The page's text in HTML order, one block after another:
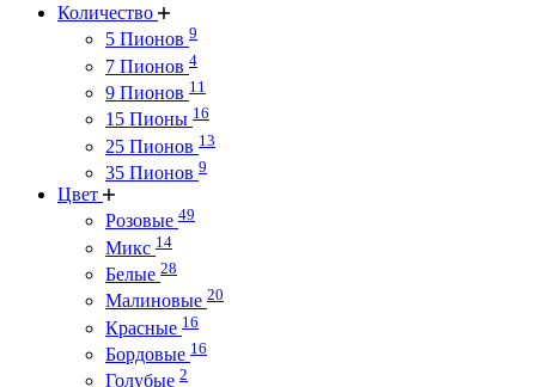
Количество
5 Пионов 9
7 Пионов 4
9 Пионов 11
15 Пионы 16
25 Пионов 13
35 Пионов 9
Цвет
Розовые 49
Микс 14
Белые 28
Малиновые 20
Красные 16
Бордовые 16
Голубые 2